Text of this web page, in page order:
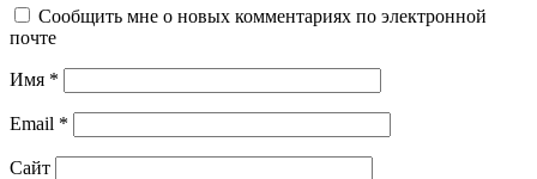
Сообщить мне о новых комментариях по электронной
почте
Имя *
Email *
Сайт